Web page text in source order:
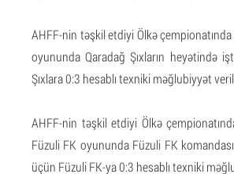
AHFF-nin təşkil etdiyi Ölkə
oyunundaQaradağ Şıxların heyətində
Şıxlara 0:3 hesablı texniki məğlubiyyət
AHFF-nin təşkil etdiyi Ölkə
Füzuli FK oyununda Füzuli FK
üçün Füzuli FK-ya 0:3 hesablı texniki